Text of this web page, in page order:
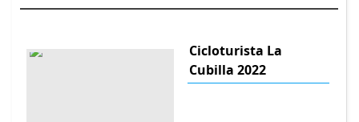
Cicloturista La
Cubilla 2022